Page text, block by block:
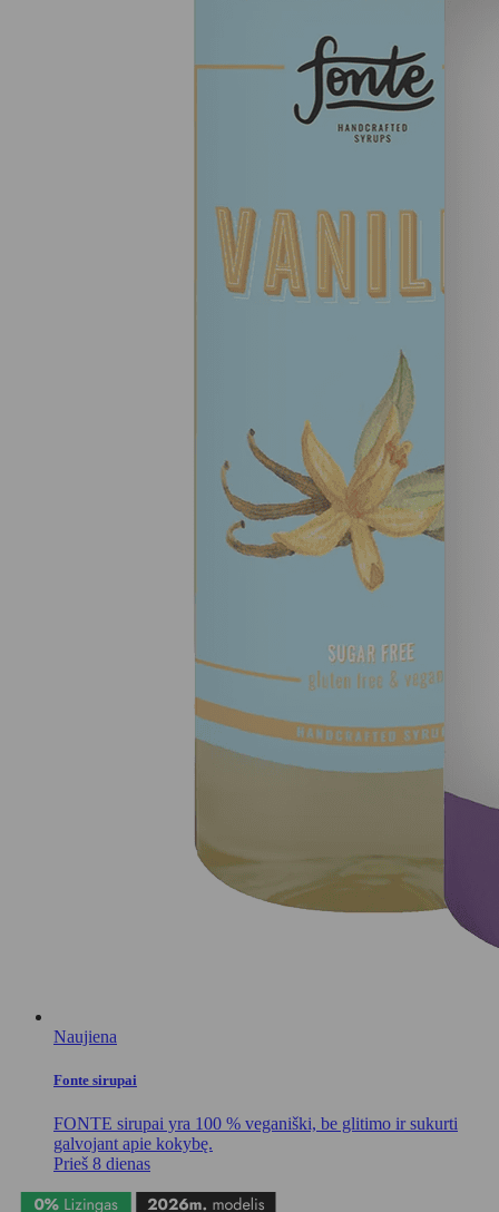
Naujiena
Fonte sirupai
FONTE sirupai yra 100 % veganiški, be glitimo ir sukurti
galvojant apie kokybę.
Prieš 8 dienas